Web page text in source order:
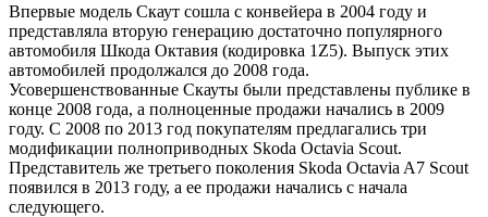
Впервые модель Скаут сошла с конвейера в 2004 году и
представляла вторую генерацию достаточно популярного
автомобиля Шкода Октавия (кодировка 1Z5). Выпуск этих
автомобилей продолжался до 2008 года.
Усовершенствованные Скауты были представлены публике в
конце 2008 года, а полноценные продажи начались в 2009
году. С 2008 по 2013 год покупателям предлагались три
модификации полноприводных Skoda Octavia Scout.
Представитель же третьего поколения Skoda Octavia A7 Scout
появился в 2013 году, а ее продажи начались с начала
следующего.